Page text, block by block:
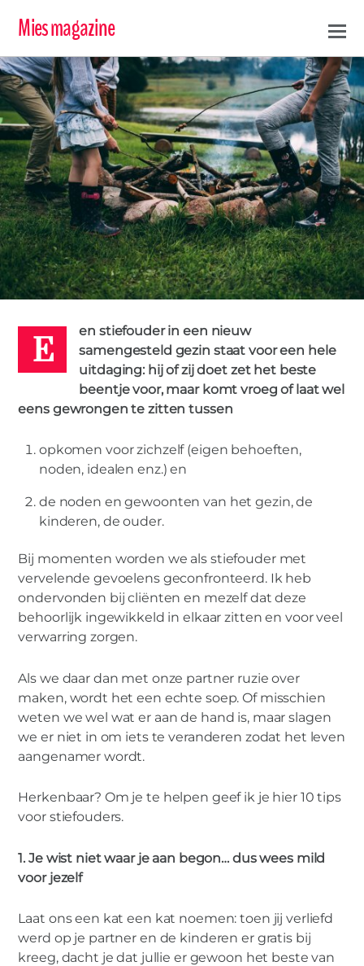
Mies magazine
BETER SAMENGESTELD - CINDY SCHEPERS
TIPS
MIES PARTNERS,TIPS
10 Tips voor stiefouders in een nieuw
samengesteld gezin
E
en stiefouder in een nieuw
samengesteld gezin staat voor een hele
uitdaging: hij of zij doet zet het beste
beentje voor, maar komt vroeg of laat wel
eens gewrongen te zitten tussen
opkomen voor zichzelf (eigen behoeften,
noden, idealen enz.) en
de noden en gewoonten van het gezin, de
kinderen, de ouder.
Bij momenten worden we als stiefouder met
vervelende gevoelens geconfronteerd. Ik heb
ondervonden bij cliënten en mezelf dat deze
behoorlijk ingewikkeld in elkaar zitten en voor veel
verwarring zorgen.
Als we daar dan met onze partner ruzie over
maken, wordt het een echte soep. Of misschien
weten we wel wat er aan de hand is, maar slagen
we er niet in om iets te veranderen zodat het leven
aangenamer wordt.
Herkenbaar? Om je te helpen geef ik je hier 10 tips
voor stiefouders.
1. Je wist niet waar je aan begon… dus wees mild
voor jezelf
Laat ons een kat een kat noemen: toen jij verliefd
werd op je partner en de kinderen er gratis bij
kreeg, dacht je dat jullie er gewoon het beste van